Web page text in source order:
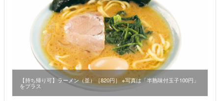
【持ち帰り可】ラーメン（並）［820円］ ※写真は「半熟味付玉子100円」
をプラス